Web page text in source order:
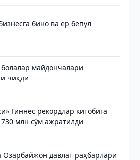
бино ва ер бепул
майдончалари
чиқди
Гиннес рекордлар китобига
млн сўм ажратилди
давлат раҳбарлари